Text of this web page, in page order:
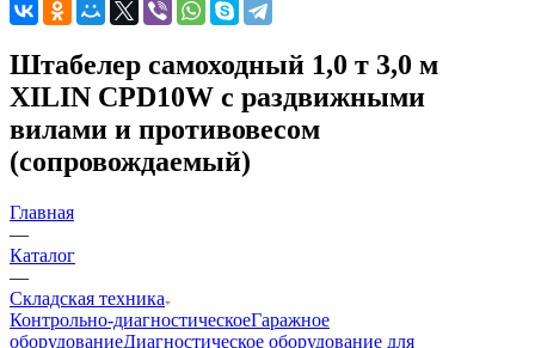
Штабелер самоходный 1,0 т 3,0 м
XILIN CPD10W с раздвижными
вилами и противовесом
(сопровождаемый)
Главная
—
Каталог
—
Складская техника
Контрольно-диагностическоеГаражное
оборудованиеДиагностическое оборудование для